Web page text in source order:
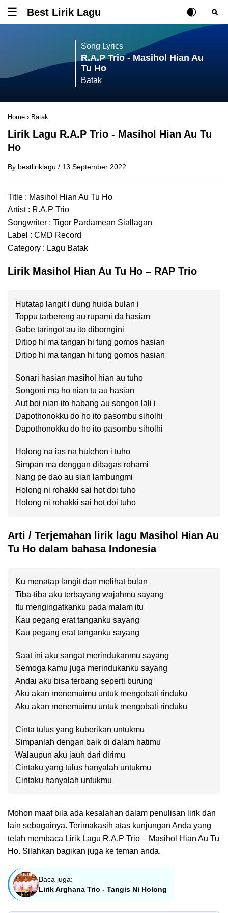
Tombol untuk membuka atau menutup menu
Best Lirik Lagu Rubah Posisi
Tombol
Song Lyrics
R.A.P Trio - Masihol Hian Au
Tu Ho
Batak
Home › Batak
Lirik Lagu R.A.P Trio - Masihol Hian Au Tu
Ho
By bestliriklagu / 13 September 2022
Title : Masihol Hian Au Tu Ho
Artist : R.A.P Trio
Songwriter : Tigor Pardamean Siallagan
Label : CMD Record
Category : Lagu Batak
Lirik Masihol Hian Au Tu Ho – RAP Trio
Hutatap langit i dung huida bulan i
Toppu tarbereng au rupami da hasian
Gabe taringot au ito diborngini
Ditiop hi ma tangan hi tung gomos hasian
Ditiop hi ma tangan hi tung gomos hasian
Sonari hasian masihol hian au tuho
Songoni ma ho nian tu au hasian
Aut boi nian ito habang au songon lali i
Dapothonokku do ho ito pasombu siholhi
Dapothonokku do ho ito pasombu siholhi
Holong na ias na hulehon i tuho
Simpan ma denggan dibagas rohami
Nang pe dao au sian lambungmi
Holong ni rohakki sai hot doi tuho
Holong ni rohakki sai hot doi tuho
Arti / Terjemahan lirik lagu Masihol Hian Au
Tu Ho dalam bahasa Indonesia
Ku menatap langit dan melihat bulan
Tiba-tiba aku terbayang wajahmu sayang
Itu mengingatkanku pada malam itu
Kau pegang erat tanganku sayang
Kau pegang erat tanganku sayang
Saat ini aku sangat merindukanmu sayang
Semoga kamu juga merindukanku sayang
Andai aku bisa terbang seperti burung
Aku akan menemuimu untuk mengobati rinduku
Aku akan menemuimu untuk mengobati rinduku
Cinta tulus yang kuberikan untukmu
Simpanlah dengan baik di dalam hatimu
Walaupun aku jauh dari dirimu
Cintaku yang tulus hanyalah untukmu
Cintaku hanyalah untukmu
Mohon maaf bila ada kesalahan dalam penulisan lirik dan
lain sebagainya. Terimakasih atas kunjungan Anda yang
telah membaca Lirik Lagu R.A.P Trio – Masihol Hian Au Tu
Ho. Silahkan bagikan juga ke teman anda.
Baca juga:
Lirik Arghana Trio - Tangis Ni Holong